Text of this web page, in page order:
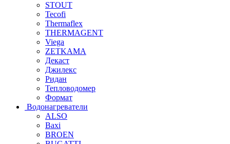
STOUT
Tecofi
Thermaflex
THERMAGENT
Viega
ZETKAMA
Декаст
Джилекс
Ридан
Тепловодомер
Формат
Водонагреватели
ALSO
Baxi
BROEN